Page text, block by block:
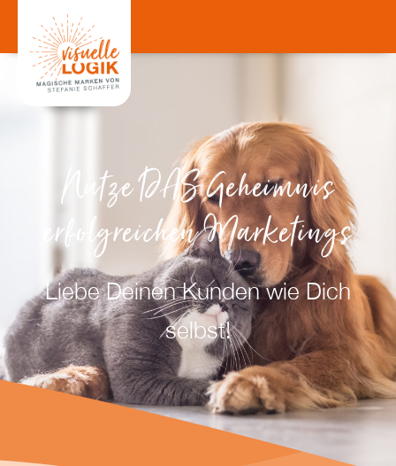
Nutze DAS Geheimnis
erfolgreichen Marketings
Liebe Deinen Kunden wie Dich
selbst!